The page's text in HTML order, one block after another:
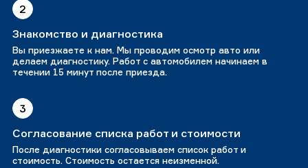
2
Знакомство и диагностика
Вы приезжаете к нам. Мы проводим осмотр авто или
делаем диагностику. Работ с автомобилем начинаем в
течении 15 минут после приезда.
3
Согласование списка работ и стоимости
После диагностики согласовываем список работ и
стоимость. Стоимость остается неизменной.